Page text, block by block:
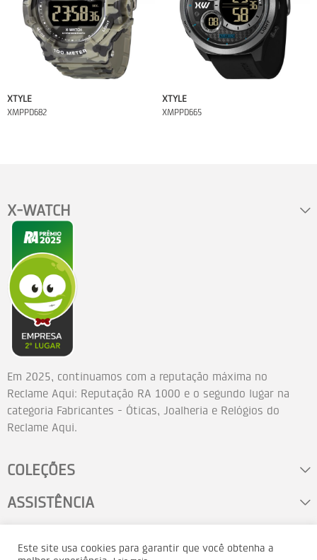
XTYLE
XMPPD682
XTYLE
XMPPD665
X-WATCH
Em 2025, continuamos com a reputação máxima no
Reclame Aqui: Reputação RA 1000 e o segundo lugar na
categoria Fabricantes - Óticas, Joalheria e Relógios do
Reclame Aqui.
COLEÇÕES
ASSISTÊNCIA
Este site usa cookies para garantir que você obtenha a